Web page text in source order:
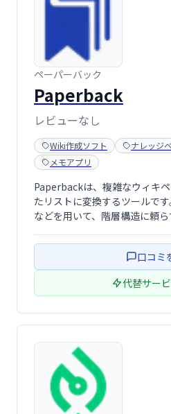
ペーパーバック
Paperback
レビューなし
Wiki作成ソフト
ナレッジ
メモアプリ
Paperbackは、複雑なウィキ
たリストに変換するツールで
などを用いて、階層構造に頼
アクセスできます。
口コミ
代替サー